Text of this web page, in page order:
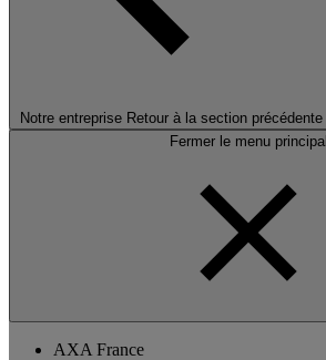
Notre entreprise Retour à la section précédente
Fermer le menu principal
AXA France